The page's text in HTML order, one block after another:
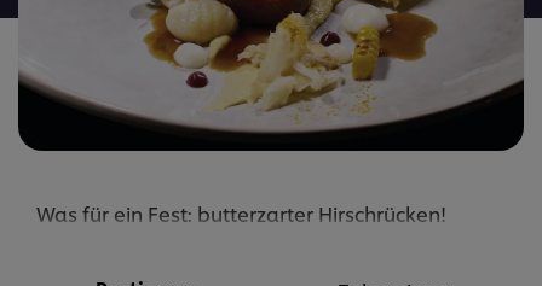
Was für ein Fest: butterzarter Hirschrücken!